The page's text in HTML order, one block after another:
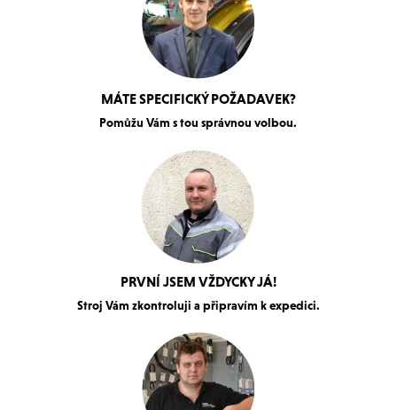
MÁTE SPECIFICKÝ POŽADAVEK?
Pomůžu Vám s tou správnou volbou.
PRVNÍ JSEM VŽDYCKY JÁ!
Stroj Vám zkontroluji a připravím k expedici.